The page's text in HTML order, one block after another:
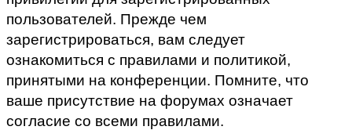
пользователей. Прежде чем
зарегистрироваться, вам следует
ознакомиться с правилами и политикой,
принятыми на конференции. Помните, что
ваше присутствие на форумах означает
согласие со всеми правилами.